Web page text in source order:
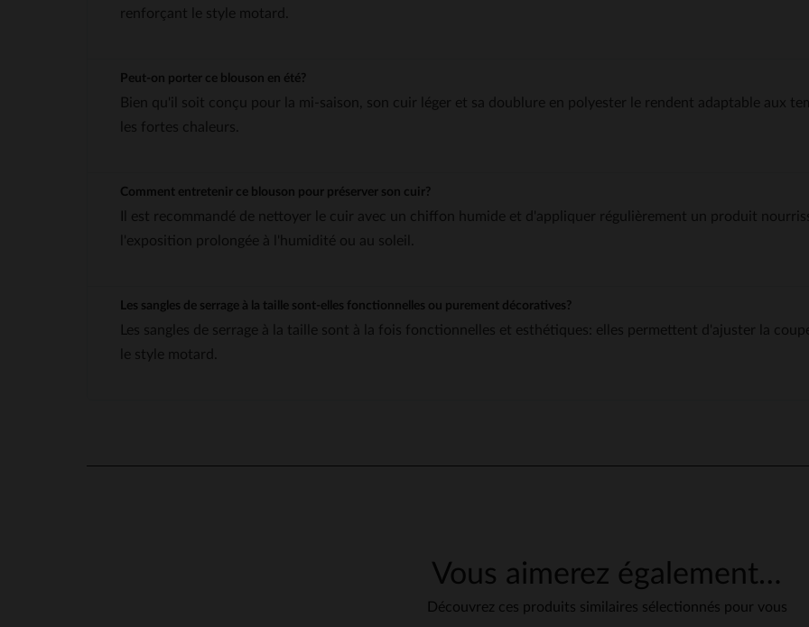
renforçant le style motard.
Peut-on porter ce blouson en été?
Bien qu'il soit conçu pour la mi-saison, son cuir léger et sa doublure en polyester le rendent adaptable aux
les fortes chaleurs.
Comment entretenir ce blouson pour préserver son cuir?
Il est recommandé de nettoyer le cuir avec un chiffon humide et d'appliquer régulièrement un produit
l'exposition prolongée à l'humidité ou au soleil.
Les sangles de serrage à la taille sont-elles fonctionnelles ou purement décoratives?
Les sangles de serrage à la taille sont à la fois fonctionnelles et esthétiques: elles permettent d'ajuster la
le style motard.
Vous aimerez également…
Découvrez ces produits similaires sélectionnés pour vous